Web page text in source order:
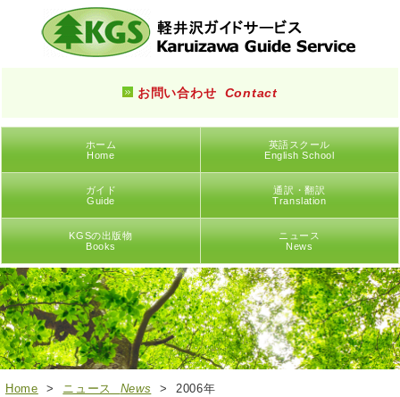
お問い合わせ Contact
ホーム
Home
英語スクール
English School
ガイド
Guide
通訳・翻訳
Translation
KGSの出版物
Books
ニュース
News
Home > ニュース News > 2006年